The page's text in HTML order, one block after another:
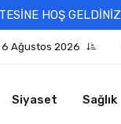
HOŞ GELDİNİZ
Ağustos 2026
Siyaset Sağlık